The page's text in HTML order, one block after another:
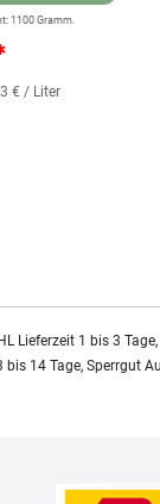
1100 Gramm.
€ / Liter
Lieferzeit 1 bis 3
14 Tage, Sperrgut